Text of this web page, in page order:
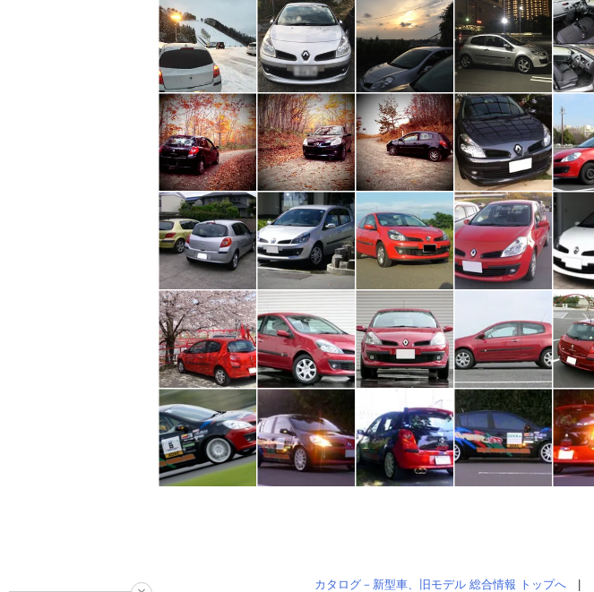
カタログ－新型車、旧モデル 総合情報 トップへ